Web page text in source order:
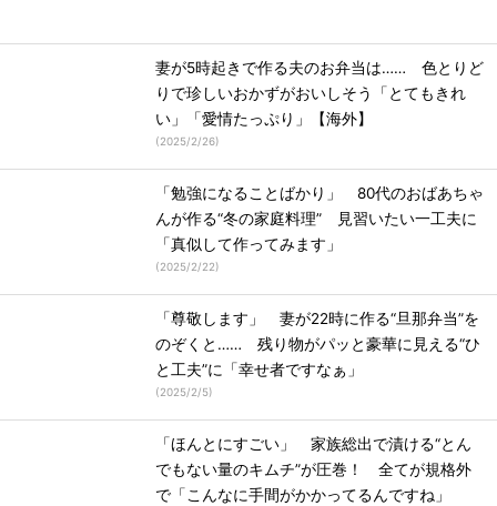
妻が5時起きで作る夫のお弁当は…… 色とりど
りで珍しいおかずがおいしそう「とてもきれ
い」「愛情たっぷり」【海外】
(2025/2/26)
「勉強になることばかり」 80代のおばあちゃ
んが作る“冬の家庭料理” 見習いたい一工夫に
「真似して作ってみます」
(2025/2/22)
「尊敬します」 妻が22時に作る“旦那弁当”を
のぞくと…… 残り物がパッと豪華に見える“ひ
と工夫”に「幸せ者ですなぁ」
(2025/2/5)
「ほんとにすごい」 家族総出で漬ける“とん
でもない量のキムチ”が圧巻！ 全てが規格外
で「こんなに手間がかかってるんですね」